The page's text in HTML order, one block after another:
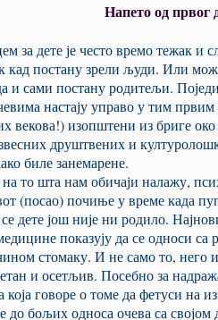
Напето од првог
за дете је често времо тежак и
кад постану зрели људи. Или
и сами постану родитељи.
настају управо у тим
векова!) изопштени из бриге око
друштвених и
биле занемарене.
то шта нам обичаји налажу,
(посао) почиње у време када
дете још није ни родило.
показују да се односи
стомаку. И не само то, него
и осетљив. Посебно за
говоре о томе да фетуси на
до бољих односа очева са својом